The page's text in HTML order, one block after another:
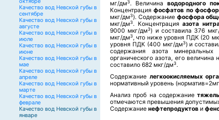
Качество вод Невской губы в
сентябре
Качество вод Невской губы в
августе
Качество вод Невской губы в
июле
Качество вод Невской губы в
июне
Качество вод Невской губы в
мае
Качество вод Невской губы в
апреле
Качество вод Невской губы в
марте
Качество вод Невской губы в
феврале
Качество вод Невской губы в
январе
мг/дм3. Величина водородного
Концентрацияфосфатов по
мкг/дм3). Содержание фосфора
мкг/дм3. Концентрацияазота
9000 мкг/дм3) и составила 376
мкг/дм3, что ниже уровня ПДК (20
уровня ПДК (400 мкг/дм3) и
содержания азота
органического азота, его
составило 682 мкг/дм3.
Содержание легкоокисляемых
нормативный уровень
Анализ проб на содержание
отмечаются превышения
Содержание нефтепродуктов и